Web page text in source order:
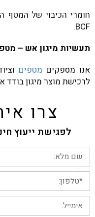
BCF.
תעשיות מיגון אש –
אנו מספקים מטפים
לרכישת מוצר מיגון בודד
צרו
לפגישת ייעוץ